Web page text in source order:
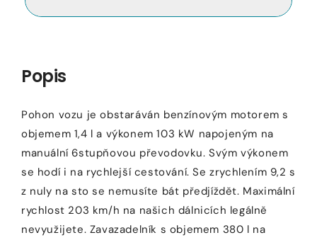
Popis
Pohon vozu je obstaráván benzínovým motorem s
objemem 1,4 l a výkonem 103 kW napojeným na
manuální 6stupňovou převodovku. Svým výkonem
se hodí i na rychlejší cestování. Se zrychlením 9,2 s
z nuly na sto se nemusíte bát předjíždět. Maximální
rychlost 203 km/h na našich dálnicích legálně
nevyužijete. Zavazadelník s objemem 380 l na